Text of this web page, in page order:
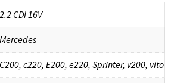
2.2 CDI 16V
Mercedes
C200, c220, E200, e220, Sprinter, v200, vito